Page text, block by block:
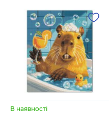
В наявності